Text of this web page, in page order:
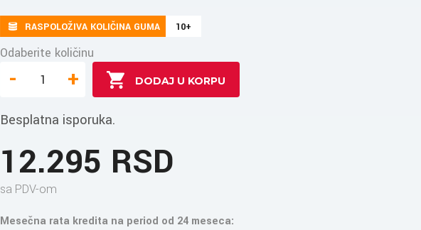
RASPOLOŽIVA KOLIČINA GUMA 10+
Odaberite količinu
- +
Besplatna isporuka.
12.295 RSD
sa PDV-om
Mesečna rata kredita na period od 24 meseca: